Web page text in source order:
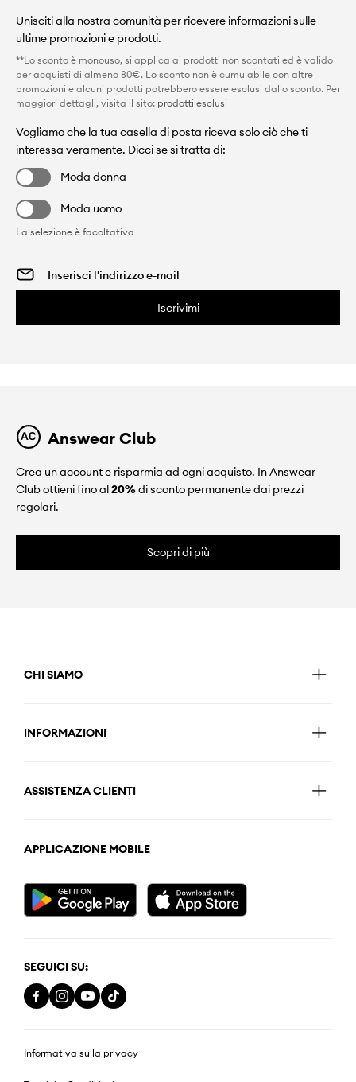
Unisciti alla nostra comunità per ricevere informazioni sulle
ultime promozioni e prodotti.
**Lo sconto è monouso, si applica ai prodotti non scontati ed è valido
per acquisti di almeno 80€. Lo sconto non è cumulabile con altre
promozioni e alcuni prodotti potrebbero essere esclusi dallo sconto. Per
maggiori dettagli, visita il sito: prodotti esclusi
Vogliamo che la tua casella di posta riceva solo ciò che ti
interessa veramente. Dicci se si tratta di:
Moda donna
Moda uomo
La selezione è facoltativa
Iscrivimi
Answear Club
Crea un account e risparmia ad ogni acquisto. In Answear
Club ottieni fino al20%di sconto permanente dai prezzi
regolari.
Scopri di più
CHI SIAMO
INFORMAZIONI
ASSISTENZA CLIENTI
APPLICAZIONE MOBILE
SEGUICI SU:
Informativa sulla privacy